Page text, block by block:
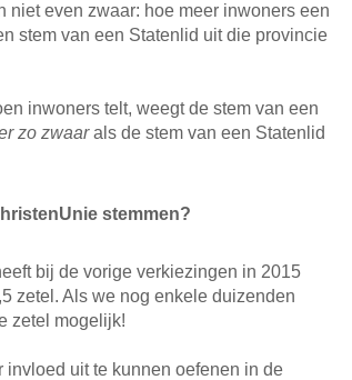
niet even zwaar: hoe meer inwoners een
stem van een Statenlid uit die provincie
inwoners telt, weegt de stem van een
zo zwaarals de stem van een Statenlid
stemmen?
bij de vorige verkiezingen in 2015
zetel. Als we nog enkele duizenden
zetel mogelijk!
uit te kunnen oefenen in de